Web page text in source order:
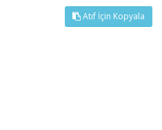
Atıf İçin Kopyala